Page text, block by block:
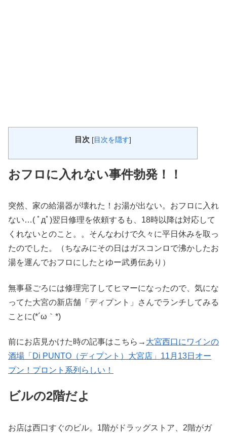
目次 [目次を隠す]
おフロに入れない事件勃発！！
突然、家の給湯器が壊れた！お湯が出ない。おフロに入れ
ない…( ﾟдﾟ)翌日修理を依頼するも、18時以降は対応して
くれないとのこと。。そんなわけで久々に平日休みを取っ
たのでした。（ちなみにその日はガスコンロで沸かしたお
湯を運んでおフロにしたとゆー武勇伝あり）
無事昼ごろには修理完了してヒマーになったので、気にな
ってた大宮の新店舗「ディプント」さんでランチしてみる
ことに(*´ω｀*)
前にお店見かけた時の記事はこちら→ 大宮西口にワインの
酒場「Di PUNTO（ディプント）大宮店」11月13日オー
プン！プロント系列らしい！
ビルの2階だよ
お店は西口すぐのビル。1階がドラッグストア、2階がガ